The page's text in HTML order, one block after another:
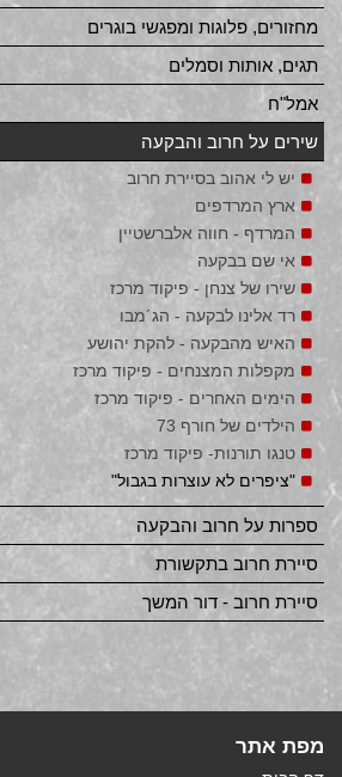
מחזורים, פלוגות ומפגשי בוגרים
תגים, אותות וסמלים
אמל"ח
שירים על חרוב והבקעה
יש לי אהוב בסיירת חרוב
ארץ המרדפים
המרדף - חווה אלברשטיין
אי שם בבקעה
שירו של צנחן - פיקוד מרכז
רד אלינו לבקעה - הג´מבו
האיש מהבקעה - להקת יהושע
מקפלות המצנחים - פיקוד מרכז
הימים האחרים - פיקוד מרכז
הילדים של חורף 73
טנגו תורנות- פיקוד מרכז
"ציפרים לא עוצרות בגבול"
ספרות על חרוב והבקעה
סיירת חרוב בתקשורת
סיירת חרוב - דור המשך
מפת אתר